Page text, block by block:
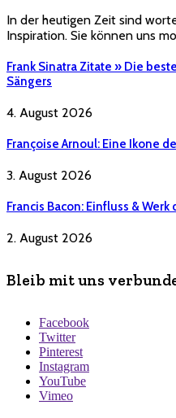
In der heutigen Zeit sind
Inspiration. Sie können uns
Frank Sinatra Zitate » Die
Sängers
4. August 2026
Françoise Arnoul: Eine Ikone
3. August 2026
Francis Bacon: Einfluss & Werk
2. August 2026
Bleib mit uns
Facebook
Twitter
Pinterest
Instagram
YouTube
Vimeo